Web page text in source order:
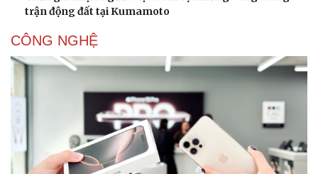
trận động đất tại Kumamoto
CÔNG NGHỆ